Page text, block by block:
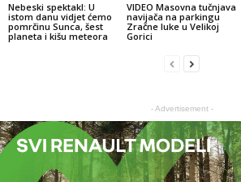
Nebeski spektakl: U
istom danu vidjet ćemo
pomrčinu Sunca, šest
planeta i kišu meteora
VIDEO Masovna tučnjava
navijača na parkingu
Zračne luke u Velikoj
Gorici
- Advertisement -